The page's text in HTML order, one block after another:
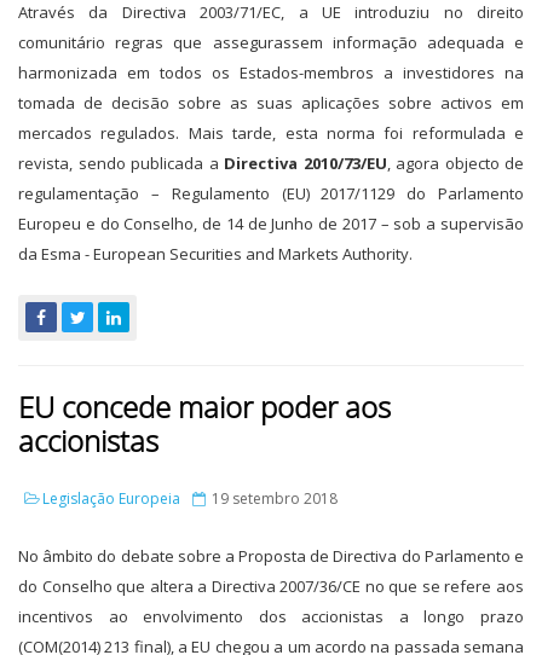
Através da Directiva 2003/71/EC, a UE introduziu no direito
comunitário regras que assegurassem informação adequada e
harmonizada em todos os Estados-membros a investidores na
tomada de decisão sobre as suas aplicações sobre activos em
mercados regulados. Mais tarde, esta norma foi reformulada e
revista, sendo publicada a Directiva 2010/73/EU, agora objecto de
regulamentação – Regulamento (EU) 2017/1129 do Parlamento
Europeu e do Conselho, de 14 de Junho de 2017 – sob a supervisão
da Esma - European Securities and Markets Authority.
EU concede maior poder aos
accionistas
Legislação Europeia 19 setembro 2018
No âmbito do debate sobre a Proposta de Directiva do Parlamento e
do Conselho que altera a Directiva 2007/36/CE no que se refere aos
incentivos ao envolvimento dos accionistas a longo prazo
(COM(2014) 213 final), a EU chegou a um acordo na passada semana